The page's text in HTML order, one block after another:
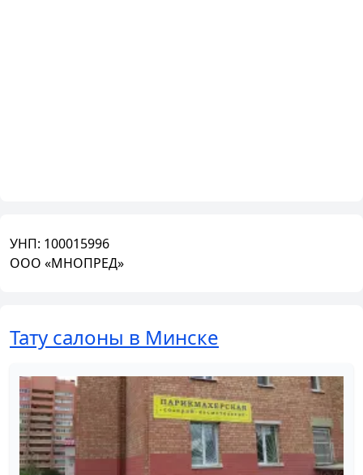
УНП: 100015996
ООО «МНОПРЕД»
Тату салоны в Минске